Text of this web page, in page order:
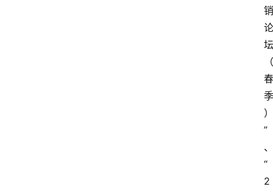
销
论
坛
（
春
季
）
”
、
“
2